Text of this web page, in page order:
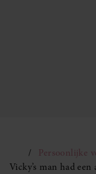
Persoonlijke
Vicky’s man had